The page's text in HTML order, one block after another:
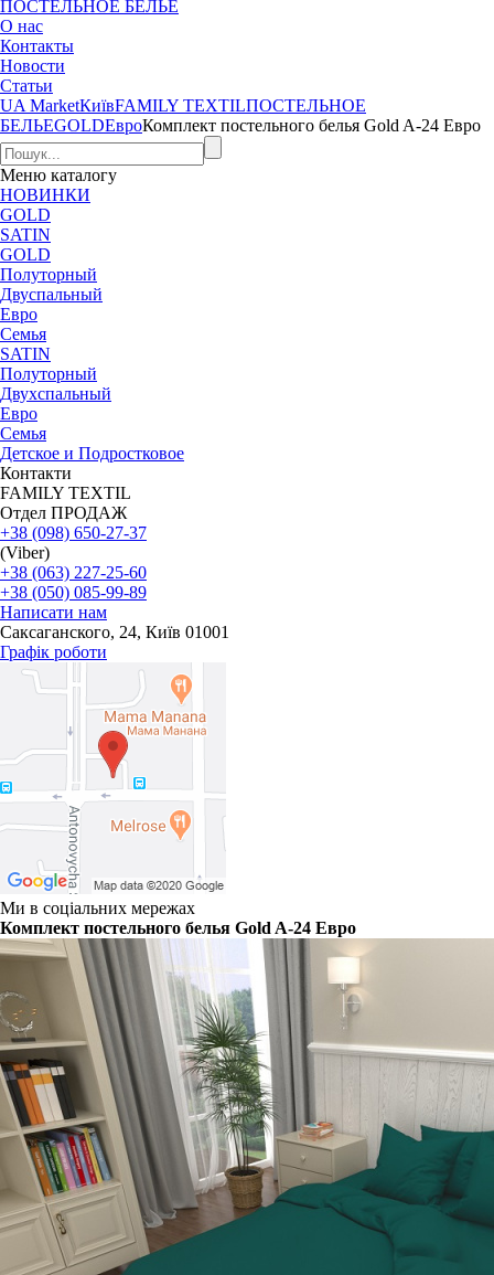
ПОСТЕЛЬНОЕ БЕЛЬЕ
О нас
Контакты
Новости
Статьи
UA MarketКиївFAMILY TEXTILПОСТЕЛЬНОЕ
БЕЛЬЕGOLDЕвроКомплект постельного белья Gold A-24 Евро
Меню каталогу
НОВИНКИ
GOLD
SATIN
GOLD
Полуторный
Двуспальный
Евро
Семья
SATIN
Полуторный
Двухспальный
Евро
Семья
Детское и Подростковое
Контакти
FAMILY TEXTIL
Отдел ПРОДАЖ
+38 (098) 650-27-37
(Viber)
+38 (063) 227-25-60
+38 (050) 085-99-89
Написати нам
Саксаганского, 24, Київ 01001
Графік роботи
Ми в соціальних мережах
Комплект постельного белья Gold A-24 Евро